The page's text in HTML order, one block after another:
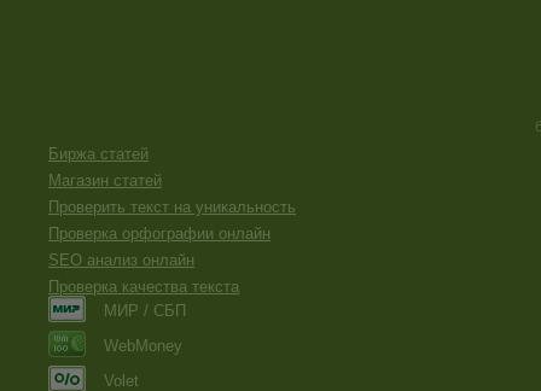
Биржа статей
Магазин статей
Проверить текст на уникальность
Проверка орфографии онлайн
SEO анализ онлайн
Проверка качества текста
МИР / СБП
WebMoney
Volet